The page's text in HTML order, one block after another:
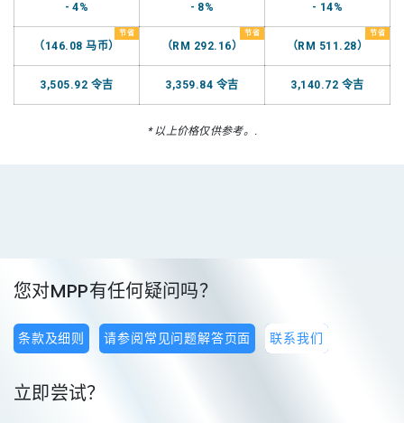
- 4% - 8% - 14%
（146.08 马币）
节省
（RM 292.16）
节省
（RM 511.28）
节省
3,505.92 令吉 3,359.84 令吉 3,140.72 令吉
* 以上价格仅供参考。.
您对MPP有任何疑问吗？
条款及细则 请参阅常见问题解答页面 联系我们
立即尝试？